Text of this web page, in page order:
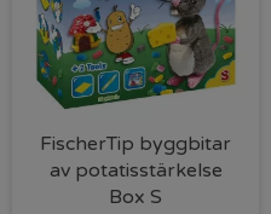
FischerTip byggbitar
av potatisstärkelse
Box S